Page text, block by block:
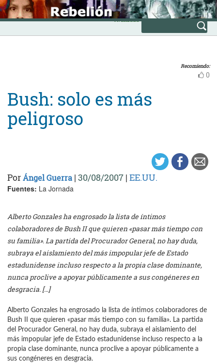
Skip
to
content
INICIO
Avanzada
Recomiendo:
0
Bush: solo es más
peligroso
PorÁngel Guerra | 30/08/2007 | EE.UU.
Fuentes: La Jornada
Alberto Gonzales ha engrosado la lista de íntimos
colaboradores de Bush II que quieren «pasar más tiempo con
su familia». La partida del Procurador General, no hay duda,
subraya el aislamiento del más impopular jefe de Estado
estadunidense incluso respecto a la propia clase dominante,
nunca proclive a apoyar públicamente a sus congéneres en
desgracia. […]
Alberto Gonzales ha engrosado la lista de íntimos colaboradores de
Bush II que quieren «pasar más tiempo con su familia». La partida
del Procurador General, no hay duda, subraya el aislamiento del
más impopular jefe de Estado estadunidense incluso respecto a la
propia clase dominante, nunca proclive a apoyar públicamente a
sus congéneres en desgracia.